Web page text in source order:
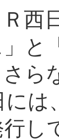
西
」
ら
に
し